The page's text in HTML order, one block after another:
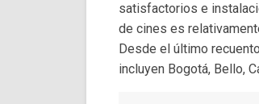
satisfactorios e
de cines es
Desde el último
incluyen Bogotá, Bello,